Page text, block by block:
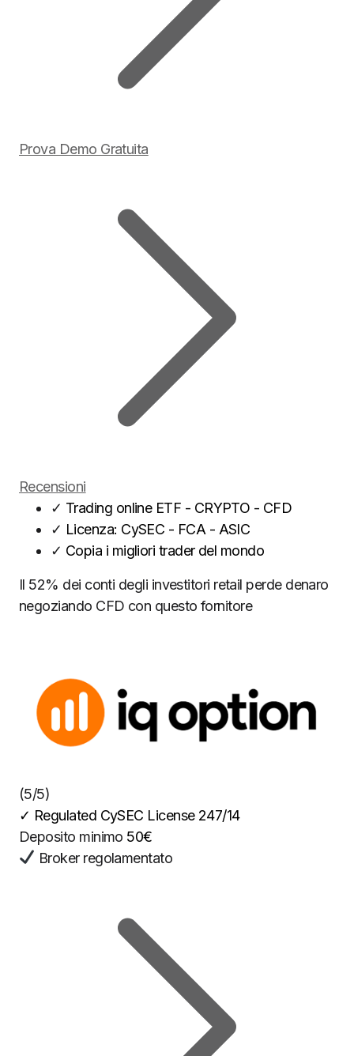
Prova Demo Gratuita
Recensioni
✓ Trading online ETF - CRYPTO - CFD
✓ Licenza: CySEC - FCA - ASIC
✓ Copia i migliori trader del mondo
Il 52% dei conti degli investitori retail perde denaro
negoziando CFD con questo fornitore
(5/5)
✓ Regulated CySEC License 247/14
Deposito minimo 50€
Broker regolamentato